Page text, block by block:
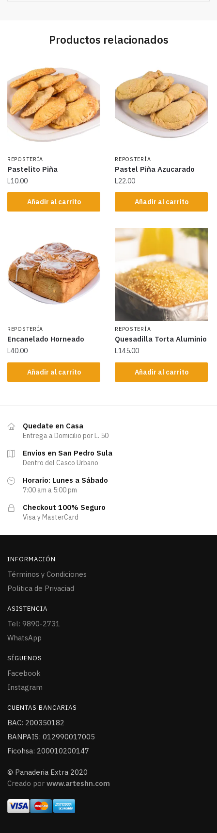
Productos relacionados
REPOSTERÍA
Pastelito Piña
L10.00
Añadir al carrito
REPOSTERÍA
Pastel Piña Azucarado
L22.00
Añadir al carrito
REPOSTERÍA
Encanelado Horneado
L40.00
Añadir al carrito
REPOSTERÍA
Quesadilla Torta Aluminio
L145.00
Añadir al carrito
Quedate en Casa
Entrega a Domicilio por L. 50
Envíos en San Pedro Sula
Dentro del Casco Urbano
Horario: Lunes a Sábado
7:00 am a 5:00 pm
Checkout 100% Seguro
Visa y MasterCard
INFORMACIÓN
Términos y Condiciones
Politica de Privaciad
ASISTENCIA
Tel: 9890-2731
WhatsApp
SÍGUENOS
Facebook
Instagram
CUENTAS BANCARIAS
BAC: 200350182
BANPAIS: 012990017005
Ficohsa: 200010200147
© Panaderia Extra 2020
Creado por www.arteshn.com